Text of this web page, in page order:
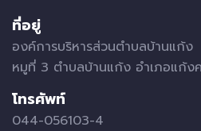
ที่อยู่
องค์การบริหารส่วนตำบลบ้านแก้ง
หมูที่ 3 ตำบลบ้านแก้ง อำเภอแก้
โทรศัพท์
044-056103-4